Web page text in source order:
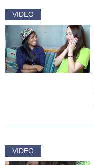
VIDEO
VIDEO